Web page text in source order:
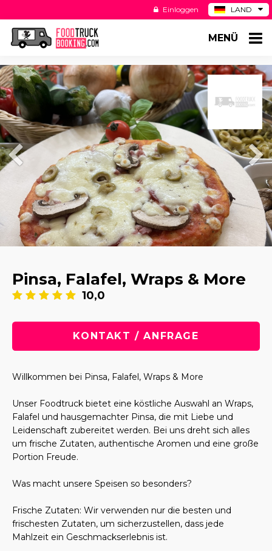
LAND
ES
US
Einloggen
MENÜ
Pinsa, Falafel, Wraps & More
10,0
KONTAKT / ANFRAGE
Willkommen bei Pinsa, Falafel, Wraps & More
Unser Foodtruck bietet eine köstliche Auswahl an Wraps,
Falafel und hausgemachter Pinsa, die mit Liebe und
Leidenschaft zubereitet werden. Bei uns dreht sich alles
um frische Zutaten, authentische Aromen und eine große
Portion Freude.
Was macht unsere Speisen so besonders?
Frische Zutaten: Wir verwenden nur die besten und
frischesten Zutaten, um sicherzustellen, dass jede
Mahlzeit ein Geschmackserlebnis ist.